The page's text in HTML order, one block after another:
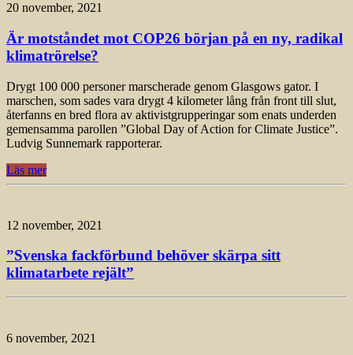
20 november, 2021
Är motståndet mot COP26 början på en ny, radikal
klimatrörelse?
Drygt 100 000 personer marscherade genom Glasgows gator. I
marschen, som sades vara drygt 4 kilometer lång från front till slut,
återfanns en bred flora av aktivistgrupperingar som enats underden
gemensamma parollen ”Global Day of Action for Climate Justice”.
Ludvig Sunnemark rapporterar.
Läs mer
12 november, 2021
”Svenska fackförbund behöver skärpa sitt
klimatarbete rejält”
6 november, 2021